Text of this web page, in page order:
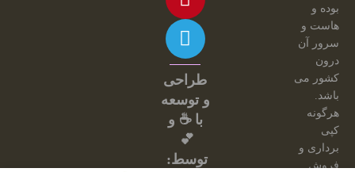
بوده و
هاست و
سرور آن
درون
کشور می
باشد.
هرگونه
کپی
برداری و
فروش
طراحی
و توسعه
با ☕ و
💕
توسط: